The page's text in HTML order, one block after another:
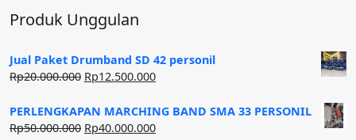
Produk Unggulan
Jual Paket Drumband SD 42 personil
Rp20.000.000 Harga
adalah:
Rp20.000.000.
Rp12.500.000Harga
ini
adalah:
PERLENGKAPAN MARCHING BAND SMA 33 PERSONIL
Rp50.000.000 Harga
Rp40.000.000Harga